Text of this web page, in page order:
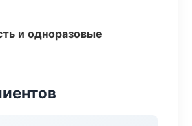
и одноразовые